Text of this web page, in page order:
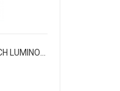
[IRS-201-1C/24V] SWITCH LUMINOSO GRANDE 35AMP 24VDC 4PIN